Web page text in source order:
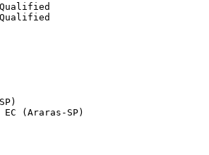
(Araras-SP)